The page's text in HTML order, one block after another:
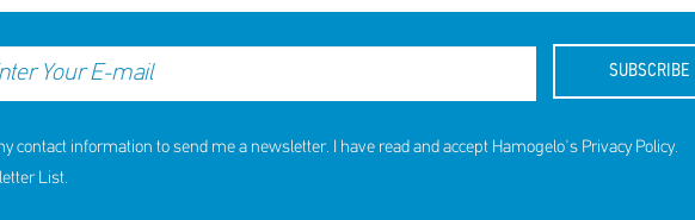
SUBSCRIBE
contact information to send me a newsletter. I have read and accept Hamogelo's Privacy Policy.
List.